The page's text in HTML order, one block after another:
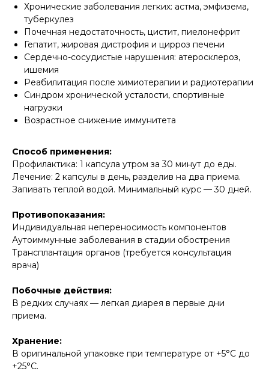
Хронические заболевания легких: астма, эмфизема,
туберкулез
Почечная недостаточность, цистит, пиелонефрит
Гепатит, жировая дистрофия и цирроз печени
Сердечно-сосудистые нарушения: атеросклероз,
ишемия
Реабилитация после химиотерапии и радиотерапии
Синдром хронической усталости, спортивные
нагрузки
Возрастное снижение иммунитета
Способ применения:
Профилактика: 1 капсула утром за 30 минут до еды.
Лечение: 2 капсулы в день, разделив на два приема.
Запивать теплой водой. Минимальный курс — 30 дней.
Противопоказания:
Индивидуальная непереносимость компонентов
Аутоиммунные заболевания в стадии обострения
Трансплантация органов (требуется консультация
врача)
Побочные действия:
В редких случаях — легкая диарея в первые дни
приема.
Хранение:
В оригинальной упаковке при температуре от +5°C до
+25°C.